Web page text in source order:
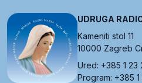
UDRUGA
Kameniti stol 11
10000 Zagreb
Ured: +385 1 23
Program: +385